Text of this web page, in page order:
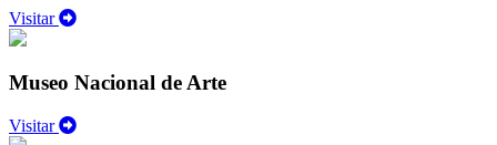
Visitar
Museo Nacional de Arte
Visitar